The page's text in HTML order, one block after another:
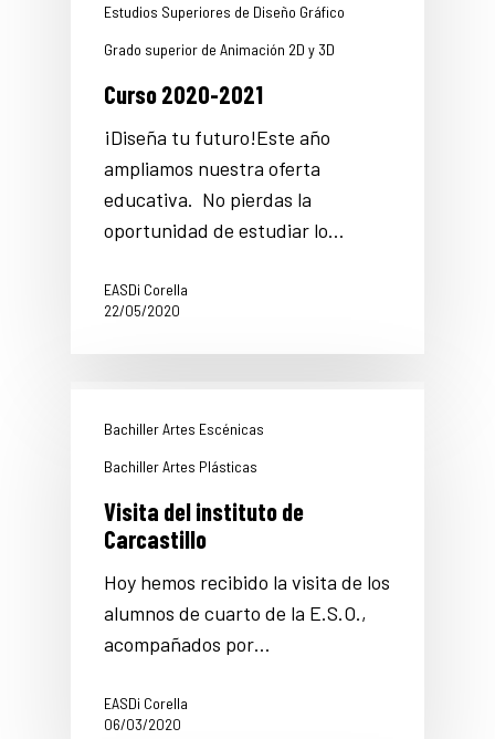
Estudios Superiores de Diseño Gráfico
Grado superior de Animación 2D y 3D
Curso 2020-2021
¡Diseña tu futuro!Este año
ampliamos nuestra oferta
educativa. No pierdas la
oportunidad de estudiar lo…
EASDi Corella
22/05/2020
Bachiller Artes Escénicas
Bachiller Artes Plásticas
Visita del instituto de
Carcastillo
Hoy hemos recibido la visita de los
alumnos de cuarto de la E.S.O.,
acompañados por…
EASDi Corella
06/03/2020